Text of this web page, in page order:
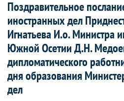
Поздравительное
иностранных дел
Игнатьева И.о. Министра
Южной Осетии Д.Н.
дипломатического
дня образования
дел